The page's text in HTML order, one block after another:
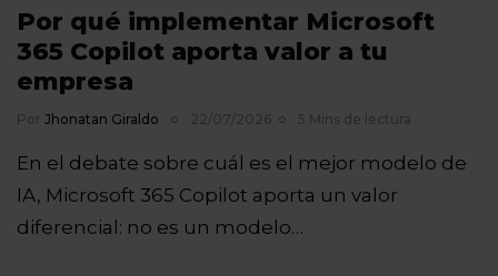
Por qué implementar Microsoft
365 Copilot aporta valor a tu
empresa
Por Jhonatan Giraldo 22/07/2026 5 Mins de lectura
En el debate sobre cuál es el mejor modelo de
IA, Microsoft 365 Copilot aporta un valor
diferencial: no es un modelo…